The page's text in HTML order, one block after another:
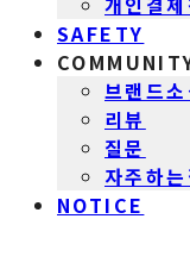
SAFETY
브랜드소
리뷰
질문
자주하
NOTICE